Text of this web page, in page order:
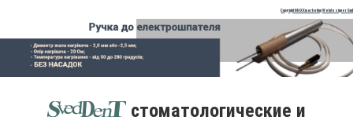
Copyright MAXXmarketing Webdesigner
стоматологические и